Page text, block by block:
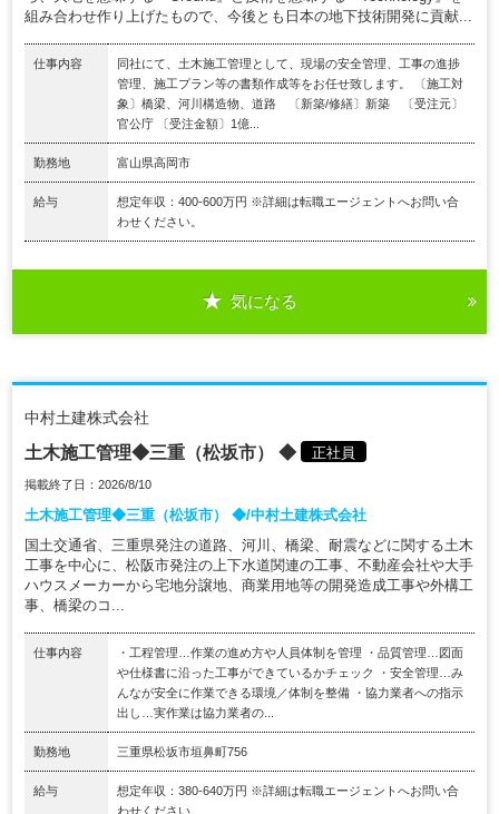
組み合わせ作り上げたもので、今後とも日本の地下技術開発に貢献...
仕事内容
同社にて、土木施工管理として、現場の安全管理、工事の進捗
管理、施工プラン等の書類作成等をお任せ致します。 〔施工対
象〕橋梁、河川構造物、道路 〔新築/修繕〕新築 〔受注元〕
官公庁 〔受注金額〕1億...
勤務地 富山県高岡市
給与
想定年収：400-600万円 ※詳細は転職エージェントへお問い合
わせください。
気になる
中村土建株式会社
土木施工管理◆三重（松坂市） ◆ 正社員
掲載終了日：2026/8/10
土木施工管理◆三重（松坂市） ◆/中村土建株式会社
国土交通省、三重県発注の道路、河川、橋梁、耐震などに関する土木
工事を中心に、松阪市発注の上下水道関連の工事、不動産会社や大手
ハウスメーカーから宅地分譲地、商業用地等の開発造成工事や外構工
事、橋梁のコ...
仕事内容
・工程管理…作業の進め方や人員体制を管理 ・品質管理…図面
や仕様書に沿った工事ができているかチェック ・安全管理…み
んなが安全に作業できる環境／体制を整備 ・協力業者への指示
出し…実作業は協力業者の...
勤務地 三重県松坂市垣鼻町756
給与
想定年収：380-640万円 ※詳細は転職エージェントへお問い合
わせください。